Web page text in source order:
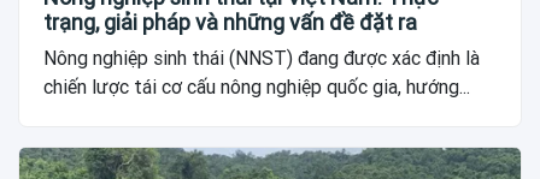
trạng, giải pháp và những vấn đề đặt ra
Nông nghiệp sinh thái (NNST) đang được xác định là
chiến lược tái cơ cấu nông nghiệp quốc gia, hướng...